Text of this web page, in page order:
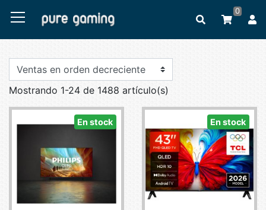
0
Mostrando 1-24 de 1488 artículo(s)
En stock En stock